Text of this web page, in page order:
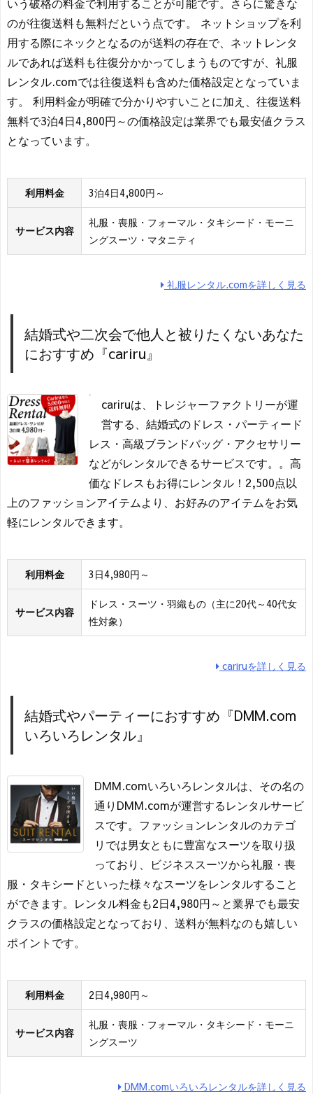
のが往復送料も無料だという点です。 ネットショップを利
用する際にネックとなるのが送料の存在で、ネットレンタ
ルであれば送料も往復分かかってしまうものですが、礼服
レンタル.comでは往復送料も含めた価格設定となっていま
す。 利用料金が明確で分かりやすいことに加え、往復送料
無料で3泊4日4,800円～の価格設定は業界でも最安値クラス
となっています。
利用料金 3泊4日4,800円～
サービス内容
礼服・喪服・フォーマル・タキシード・モーニ
ングスーツ・マタニティ
礼服レンタル.comを詳しく見る
結婚式や二次会で他人と被りたくないあなた
におすすめ『cariru』
cariruは、トレジャーファクトリーが運
営する、結婚式のドレス・パーティード
レス・高級ブランドバッグ・アクセサリー
などがレンタルできるサービスです。。高
価なドレスもお得にレンタル！2,500点以
上のファッションアイテムより、お好みのアイテムをお気
軽にレンタルできます。
利用料金 3日4,980円～
サービス内容
ドレス・スーツ・羽織もの（主に20代～40代女
性対象）
cariruを詳しく見る
結婚式やパーティーにおすすめ『DMM.com
いろいろレンタル』
DMM.comいろいろレンタルは、その名の
通りDMM.comが運営するレンタルサービ
スです。ファッションレンタルのカテゴ
リでは男女ともに豊富なスーツを取り扱
っており、ビジネススーツから礼服・喪
服・タキシードといった様々なスーツをレンタルすること
ができます。レンタル料金も2日4,980円～と業界でも最安
クラスの価格設定となっており、送料が無料なのも嬉しい
ポイントです。
利用料金 2日4,980円～
サービス内容
礼服・喪服・フォーマル・タキシード・モーニ
ングスーツ
DMM.comいろいろレンタルを詳しく見る